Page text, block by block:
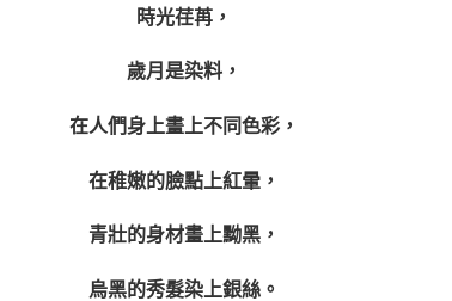
時光荏苒，
歲月是染料，
在人們身上畫上不同色彩，
在稚嫩的臉點上紅暈，
青壯的身材畫上黝黑，
烏黑的秀髮染上銀絲。